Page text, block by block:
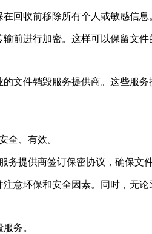
回收前移除所有个人或敏感信息
前进行加密。这样可以保留文件
文件销毁服务提供商。这些服
全、有效。
提供商签订保密协议，确保文
意环保和安全因素。同时，无
务。